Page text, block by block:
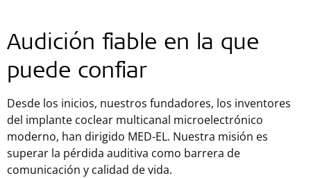
Audición fiable en la que
puede confiar
Desde los inicios, nuestros fundadores, los inventores
del implante coclear multicanal microelectrónico
moderno, han dirigido MED-EL. Nuestra misión es
superar la pérdida auditiva como barrera de
comunicación y calidad de vida.